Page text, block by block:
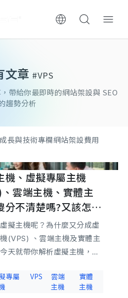
文章 #VPS
帶給你最即時的網站架設與 SEO
趨勢分析
長與技術專欄網站架設費用
機、虛擬專屬主機
雲端主機、實體主
分不清楚嗎?又該怎麼
擬主機方案呢?
擬主機呢？為什麼又分成虛
(VPS) 、雲端主機及實體主
天就帶你解析虛擬主機，看
專屬
VPS
雲端
主機
實體
主機